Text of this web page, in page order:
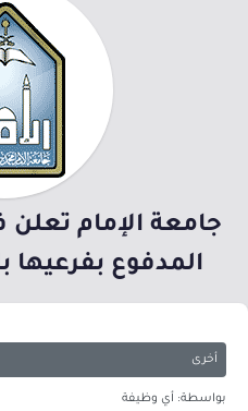
جامعة الإمام تعلن
المدفوع بفرعيها
أخرى
بواسطة: أي وظيفة